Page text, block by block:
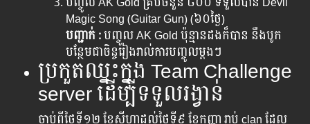
Magic Song (Guitar Gun) (៦០ថ្ងៃ)
បញ្ជាក់ :បញ្ចូល​ AK Gold ប៉ុន្មាន​ដង​ក៏​បាន ​នឹង​បូក​
បន្ថែម​ជាចិន្ច​រៀង​រាល់​ការ​បញ្ចូល​ម្តងៗ
ប្រកួតឈ្នះក្នុង Team Challenge
server ដើម្បីទទួលរង្វាន់
ចាប់ពីថ្ងៃទី១២ ខែសីហាដល់ថ្ងៃទី៩ ខែកញ្ញា រាប់ clan ដែល